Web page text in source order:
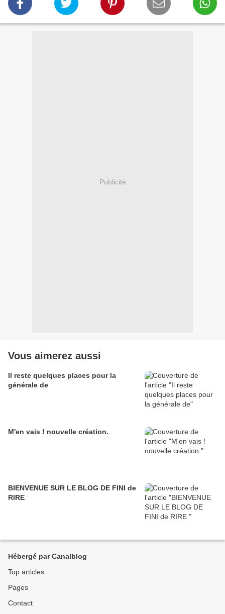
Publicité
Vous aimerez aussi
Il reste quelques places pour la
générale de
M'en vais ! nouvelle création.
BIENVENUE SUR LE BLOG DE FINI de
RIRE
Hébergé par Canalblog
Top articles
Pages
Contact